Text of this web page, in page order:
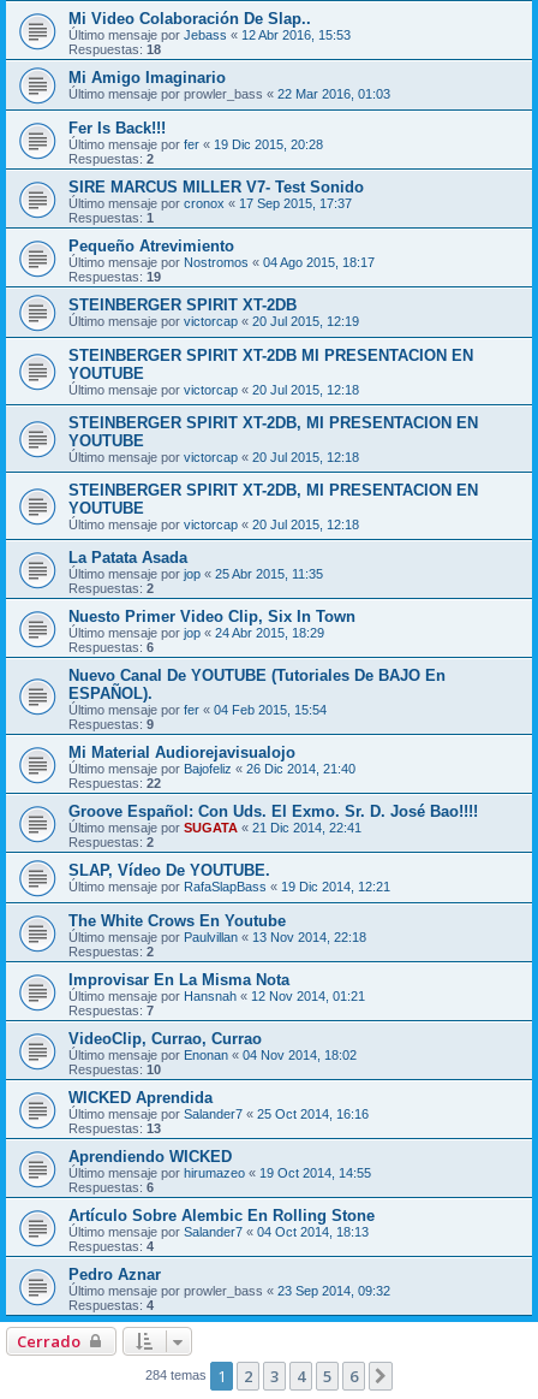
Mi Video Colaboración De Slap..
Último mensaje por Jebass « 12 Abr 2016, 15:53
Respuestas: 18
Mi Amigo Imaginario
Último mensaje por prowler_bass « 22 Mar 2016, 01:03
Fer Is Back!!!
Último mensaje por fer « 19 Dic 2015, 20:28
Respuestas: 2
SIRE MARCUS MILLER V7- Test Sonido
Último mensaje por cronox « 17 Sep 2015, 17:37
Respuestas: 1
Pequeño Atrevimiento
Último mensaje por Nostromos « 04 Ago 2015, 18:17
Respuestas: 19
STEINBERGER SPIRIT XT-2DB
Último mensaje por victorcap « 20 Jul 2015, 12:19
STEINBERGER SPIRIT XT-2DB MI PRESENTACION EN
YOUTUBE
Último mensaje por victorcap « 20 Jul 2015, 12:18
STEINBERGER SPIRIT XT-2DB, MI PRESENTACION EN
YOUTUBE
Último mensaje por victorcap « 20 Jul 2015, 12:18
STEINBERGER SPIRIT XT-2DB, MI PRESENTACION EN
YOUTUBE
Último mensaje por victorcap « 20 Jul 2015, 12:18
La Patata Asada
Último mensaje por jop « 25 Abr 2015, 11:35
Respuestas: 2
Nuesto Primer Video Clip, Six In Town
Último mensaje por jop « 24 Abr 2015, 18:29
Respuestas: 6
Nuevo Canal De YOUTUBE (Tutoriales De BAJO En
ESPAÑOL).
Último mensaje por fer « 04 Feb 2015, 15:54
Respuestas: 9
Mi Material Audiorejavisualojo
Último mensaje por Bajofeliz « 26 Dic 2014, 21:40
Respuestas: 22
Groove Español: Con Uds. El Exmo. Sr. D. José Bao!!!!
Último mensaje por SUGATA « 21 Dic 2014, 22:41
Respuestas: 2
SLAP, Vídeo De YOUTUBE.
Último mensaje por RafaSlapBass « 19 Dic 2014, 12:21
The White Crows En Youtube
Último mensaje por Paulvillan « 13 Nov 2014, 22:18
Respuestas: 2
Improvisar En La Misma Nota
Último mensaje por Hansnah « 12 Nov 2014, 01:21
Respuestas: 7
VideoClip, Currao, Currao
Último mensaje por Enonan « 04 Nov 2014, 18:02
Respuestas: 10
WICKED Aprendida
Último mensaje por Salander7 « 25 Oct 2014, 16:16
Respuestas: 13
Aprendiendo WICKED
Último mensaje por hirumazeo « 19 Oct 2014, 14:55
Respuestas: 6
Artículo Sobre Alembic En Rolling Stone
Último mensaje por Salander7 « 04 Oct 2014, 18:13
Respuestas: 4
Pedro Aznar
Último mensaje por prowler_bass « 23 Sep 2014, 09:32
Respuestas: 4
Cerrado
284 temas 1 2 3 4 5 6